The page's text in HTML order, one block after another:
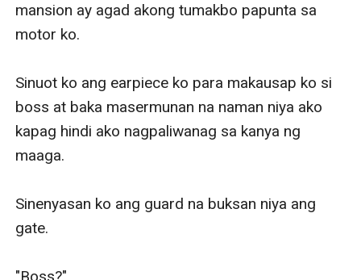
mansion ay agad akong tumakbo papunta sa
motor ko.
Sinuot ko ang earpiece ko para makausap ko si
boss at baka masermunan na naman niya ako
kapag hindi ako nagpaliwanag sa kanya ng
maaga.
Sinenyasan ko ang guard na buksan niya ang
gate.